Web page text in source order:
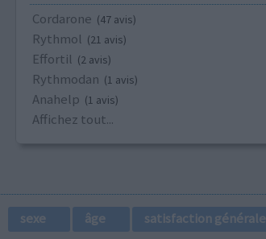
Cordarone (47 avis)
Rythmol (21 avis)
Effortil (2 avis)
Rythmodan (1 avis)
Anahelp (1 avis)
Affichez tout...
sexe âge satisfaction générale